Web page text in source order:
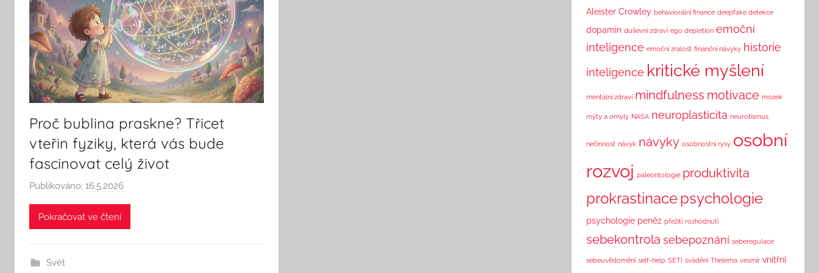
Proč bublina praskne? Třicet
vteřin fyziky, která vás bude
fascinovat celý život
Publikováno: 16.5.2026
u
Pokračovat ve čtení
Svět
Aleister Crowley behaviorální finance deepfake detekce
dopamin duševní zdraví ego depletion emoční
inteligence emoční zralost finanční návyky historie
inteligence kritické myšlení
mentální zdraví mindfulness motivace mozek
mýty a omyly NASA neuroplasticita neurotismus
nečinnost návyk návyky osobnostní rysy osobní
rozvoj paleontologie produktivita
prokrastinacepsychologie
psychologie peněz přežití rozhodnutí
sebekontrola sebepoznání seberegulace
sebeuvědomění self-help SETI svádění Thelema vesmír vnitřní